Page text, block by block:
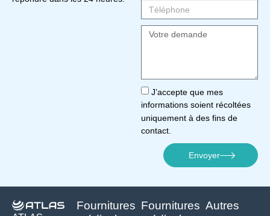
J’accepte que mes
informations soient récoltées
uniquement à des fins de
contact.
Envoyer
Fournitures Fournitures Autres